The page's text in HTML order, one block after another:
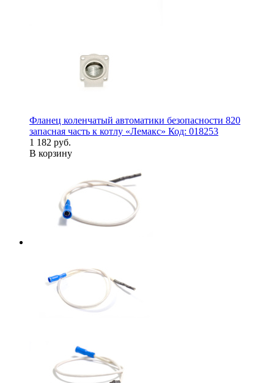
Фланец коленчатый автоматики безопасности 820
запасная часть к котлу «Лемакс» Код: 018253
1 182 руб.
В корзину